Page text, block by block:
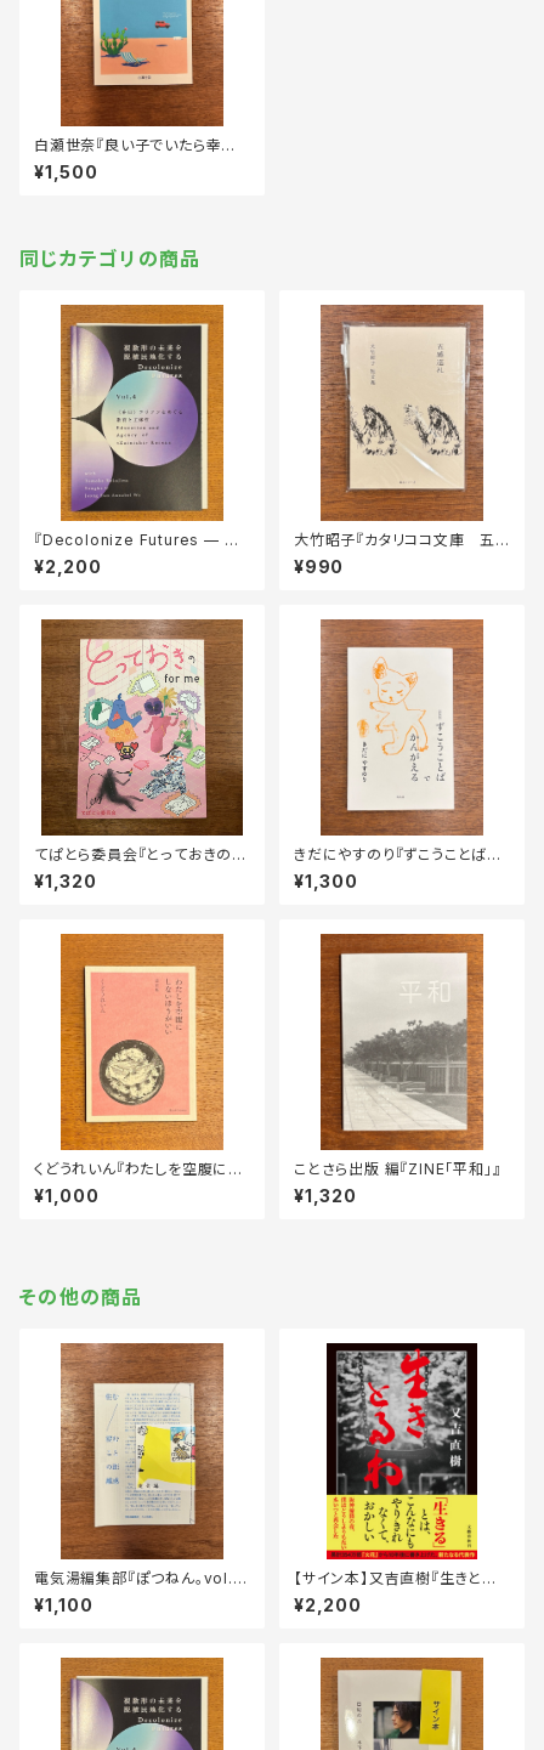
白瀬世奈『良い子でいたら幸せ
になれるんじゃなかったのかよ』
¥1,500
同じカテゴリの商品
『Decolonize Futures — 複
数形の未来を脱植民地化する
— Vol. 4「〈在日〉コリアンをめ
¥2,200
大竹昭子『カタリココ文庫 五
感巡礼』
¥990
てぱとら委員会『とっておきのfo
r me』
¥1,320
きだにやすのり『ずこうことばで
かんがえる』
¥1,300
くどうれいん『わたしを空腹にし
ないほうがいい 改訂版』
¥1,000
ことさら出版 編『ZINE「平和」』
¥1,320
その他の商品
電気湯編集部『ぽつねん。vol.0
2 - 「留める」特集』
¥1,100
【サイン本】又吉直樹『生きとる
わ』
¥2,200